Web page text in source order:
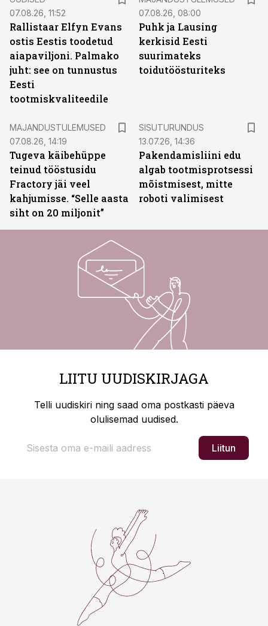
07.08.26, 11:52
Rallistaar Elfyn Evans
ostis Eestis toodetud
aiapaviljoni. Palmako
juht: see on tunnustus
Eesti
tootmiskvaliteedile
07.08.26, 08:00
Puhk ja Lausing
kerkisid Eesti
suurimateks
toidutöösturiteks
MAJANDUSTULEMUSED
07.08.26, 14:19
Tugeva käibehüppe
teinud tööstusidu
Fractory jäi veel
kahjumisse. “Selle aasta
siht on 20 miljonit”
SISUTURUNDUS
13.07.26, 14:36
Pakendamisliini edu
algab tootmisprotsessi
mõistmisest, mitte
roboti valimisest
LIITU UUDISKIRJAGA
Telli uudiskiri ning saad oma postkasti päeva
olulisemad uudised.
Liitun